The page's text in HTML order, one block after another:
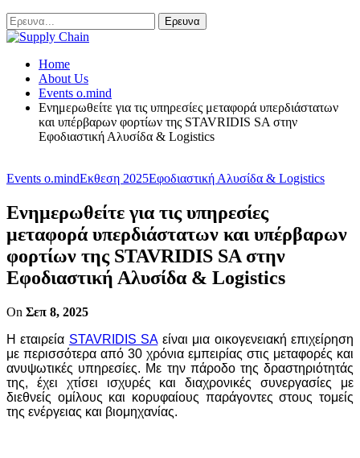
Home
About Us
Events o.mind
Ενημερωθείτε για τις υπηρεσίες μεταφορά υπερδιάστατων
και υπέρβαρων φορτίων της STAVRIDIS SA στην
Εφοδιαστική Αλυσίδα & Logistics
Events o.mindΕκθεση 2025Εφοδιαστική Αλυσίδα & Logistics
Ενημερωθείτε για τις υπηρεσίες
μεταφορά υπερδιάστατων και υπέρβαρων
φορτίων της STAVRIDIS SA στην
Εφοδιαστική Αλυσίδα & Logistics
On Σεπ 8, 2025
Η εταιρεία STAVRIDIS SAείναι μια οικογενειακή επιχείρηση
με περισσότερα από 30 χρόνια εμπειρίας στις μεταφορές και
ανυψωτικές υπηρεσίες. Με την πάροδο της δραστηριότητάς
της, έχει χτίσει ισχυρές και διαχρονικές συνεργασίες με
διεθνείς ομίλους και κορυφαίους παράγοντες στους τομείς
της ενέργειας και βιομηχανίας.